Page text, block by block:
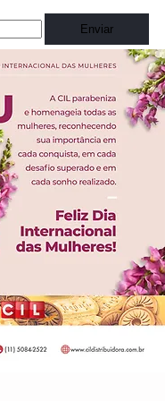
Enviar